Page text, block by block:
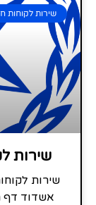
שירות לקוחות
שירות
שירות
אשדוד דף